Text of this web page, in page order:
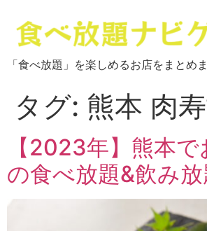
「食べ放題」を楽しめるお店をまとめま
タグ: 熊本 肉
【2023年】熊本
の食べ放題&飲み